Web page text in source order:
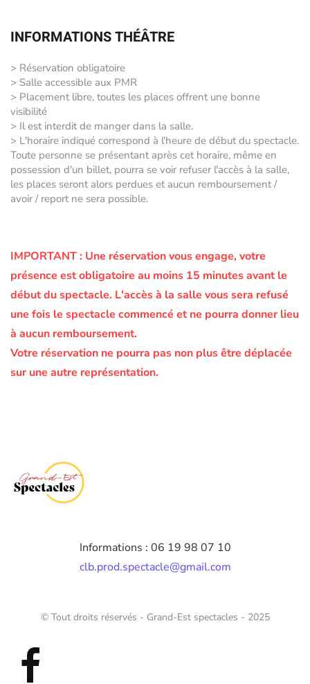
INFORMATIONS THÉÂTRE
> Réservation obligatoire
> Salle accessible aux PMR
> Placement libre, toutes les places offrent une bonne
visibilité
> Il est interdit de manger dans la salle.
> L'horaire indiqué correspond à l'heure de début du spectacle.
Toute personne se présentant après cet horaire, même en
possession d'un billet, pourra se voir refuser l'accès à la salle,
les places seront alors perdues et aucun remboursement /
avoir / report ne sera possible.
IMPORTANT : Une réservation vous engage, votre
présence est obligatoire au moins 15 minutes avant le
début du spectacle. L'accès à la salle vous sera refusé
une fois le spectacle commencé et ne pourra donner lieu
à aucun remboursement.
Votre réservation ne pourra pas non plus être déplacée
sur une autre représentation.
Informations : 06 19 98 07 10
clb.prod.spectacle@gmail.com
© Tout droits réservés - Grand-Est spectacles - 2025